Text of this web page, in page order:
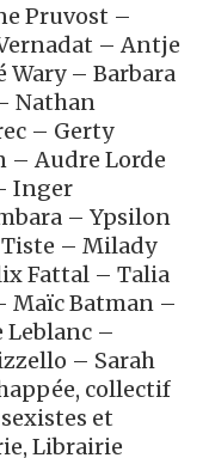
Pruvost –
– Antje
Wary – Barbara
Nathan
– Gerty
– Audre Lorde
Inger
– Ypsilon
– Milady
Fattal – Talia
Maïc Batman –
–
– Sarah
collectif
et
Librairie